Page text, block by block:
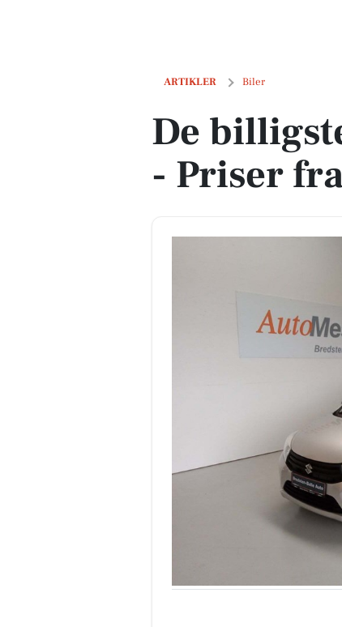
ARTIKLER Biler
De billigste biler i Bredsten -
De
- Priser